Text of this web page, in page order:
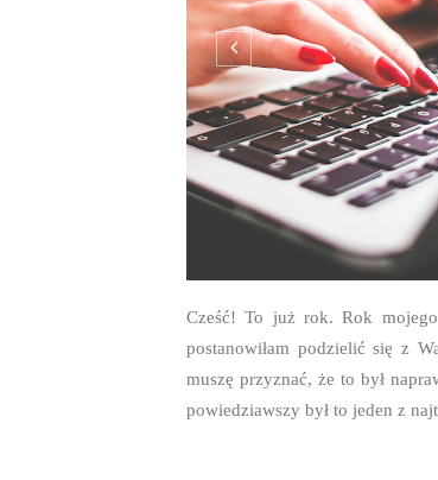
Cześć! To już rok. Rok
postanowiłam podzielić się z
muszę przyznać, że to był
powiedziawszy był to jeden z
grudnia 31, 2016 0